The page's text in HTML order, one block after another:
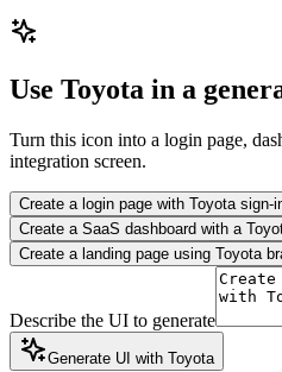
Use Toyota in a
Turn this icon into a login page,
integration screen.
Create a login page with Toyota sign-
Create a SaaS dashboard with a
Create a landing page using Toyota
Describe the UI to generate
Generate UI with Toyota